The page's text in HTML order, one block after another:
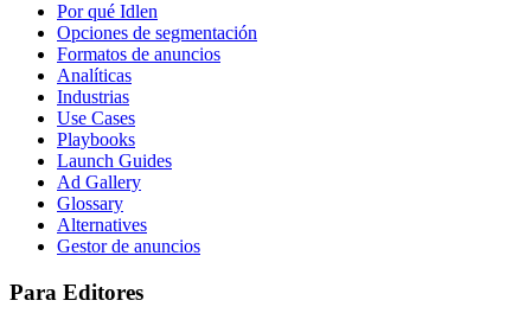
Por qué Idlen
Opciones de segmentación
Formatos de anuncios
Analíticas
Industrias
Use Cases
Playbooks
Launch Guides
Ad Gallery
Glossary
Alternatives
Gestor de anuncios
Para Editores